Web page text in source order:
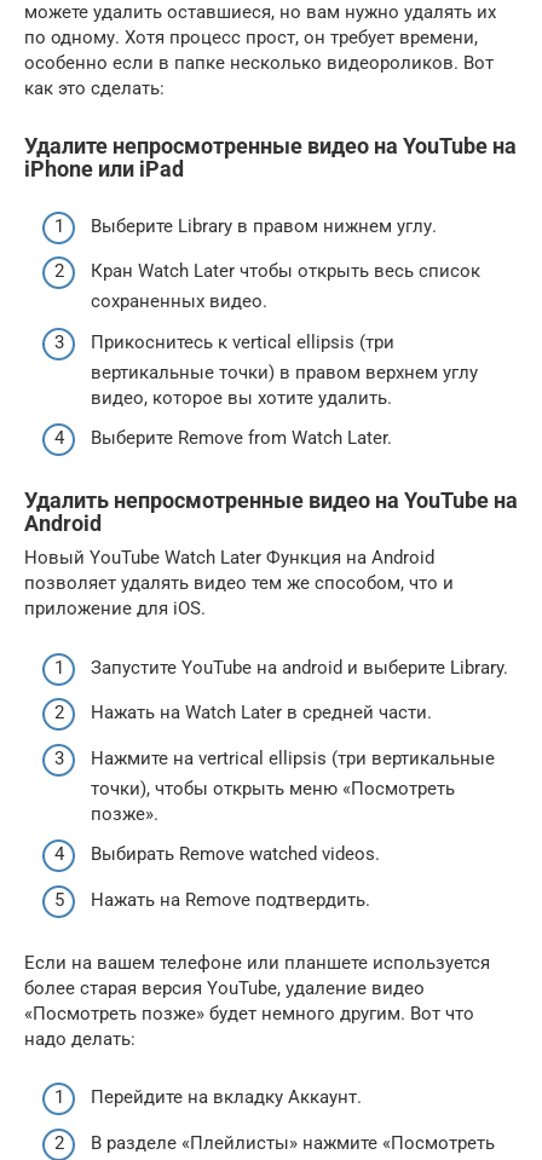
можете удалить оставшиеся, но вам нужно удалять их
по одному. Хотя процесс прост, он требует времени,
особенно если в папке несколько видеороликов. Вот
как это сделать:
Удалите непросмотренные видео на YouTube на
iPhone или iPad
Выберите Library в правом нижнем углу.
Кран Watch Later чтобы открыть весь список
сохраненных видео.
Прикоснитесь к vertical ellipsis (три
вертикальные точки) в правом верхнем углу
видео, которое вы хотите удалить.
Выберите Remove from Watch Later.
Удалить непросмотренные видео на YouTube на
Android
Новый YouTube Watch Later Функция на Android
позволяет удалять видео тем же способом, что и
приложение для iOS.
Запустите YouTube на android и выберите Library.
Нажать на Watch Later в средней части.
Нажмите на vertrical ellipsis (три вертикальные
точки), чтобы открыть меню «Посмотреть
позже».
Выбирать Remove watched videos.
Нажать на Remove подтвердить.
Если на вашем телефоне или планшете используется
более старая версия YouTube, удаление видео
«Посмотреть позже» будет немного другим. Вот что
надо делать:
Перейдите на вкладку Аккаунт.
В разделе «Плейлисты» нажмите «Посмотреть